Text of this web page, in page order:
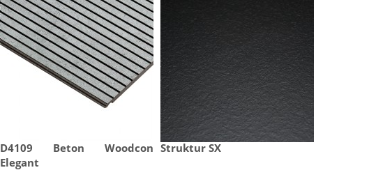
D4109 Beton Woodcon
Elegant
Struktur SX